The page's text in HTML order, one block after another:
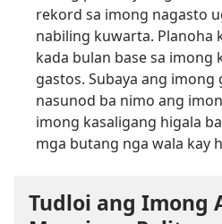
rekord sa imong nagasto
nabiling kuwarta. Planoha
kada bulan base sa imong
gastos. Subaya ang
nasunod ba nimo ang
imong kasaligang higala
mga butang nga wala kay
Tudloi ang Imong